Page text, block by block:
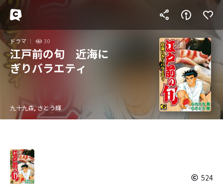
ドラマ 30
江戸前の旬 近海に
ぎりバラエティ
九十九森, さとう輝
524